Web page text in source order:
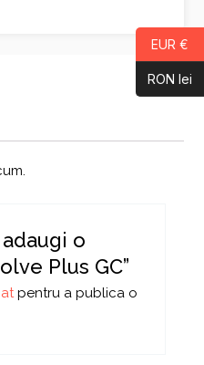
o
Plus GC”
pentru a publica o
EUR €
RON lei